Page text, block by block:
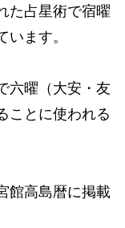
た占星術で宿曜
ます。
六曜（大安・友
ことに使われる
館高島暦に掲載